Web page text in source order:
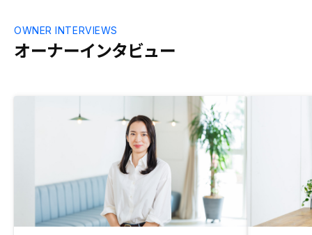
オーナーインタビュー
OWNER INTERVIEWS